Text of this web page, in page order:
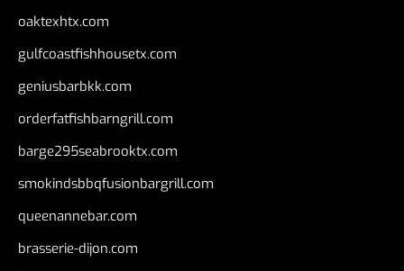
oaktexhtx.com
gulfcoastfishhousetx.com
geniusbarbkk.com
orderfatfishbarngrill.com
barge295seabrooktx.com
smokindsbbqfusionbargrill.com
queenannebar.com
brasserie-dijon.com